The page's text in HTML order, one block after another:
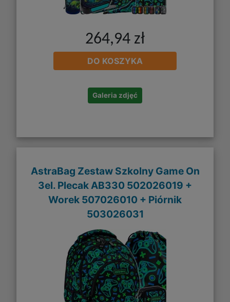
264,94 zł
DO KOSZYKA
Galeria zdjęć
AstraBag Zestaw Szkolny Game On
3el. Plecak AB330 502026019 +
Worek 507026010 + Piórnik
503026031